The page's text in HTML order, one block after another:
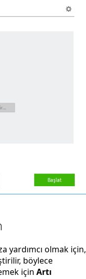
yardımcı olmak için,
böylece
için Artı